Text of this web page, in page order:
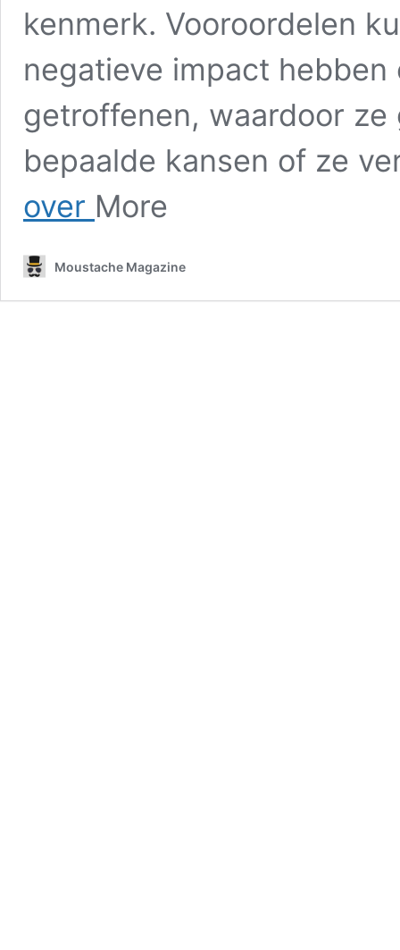
kenmerk. Vooroordelen
negatieve impact
getroffenen, waardoor
bepaalde kansen of ze
over
Vooroordeel:
definitie
More
Moustache Magazine